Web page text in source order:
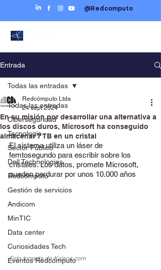
@Redcomputo
Entrada
Todas las entradas
Ciberseguridad
Tecnología
Sector Público
Dell Technologies
Redcómputo
Gestión de servicios
Andicom
MinTIC
Data center
Curiosidades Tech
Eventos Redcómputo
Todas las entradas
En su misión por desarrollar una alternativa a
los discos duros, Microsoft ha conseguido
almacenar 7 TB en un cristal
Redcómputo Ltda
24 sept 2024
El sistema utiliza un láser de
femtosegundo para escribir sobre los
cristales. Los datos, promete Microsoft,
pueden perdurar por unos 10.000 años
Foto tomada de Xataca.com